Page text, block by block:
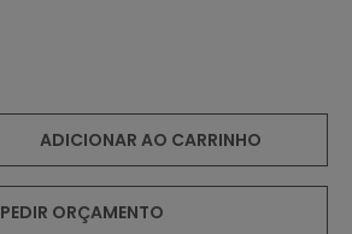
ADICIONAR AO CARRINHO
PEDIR ORÇAMENTO